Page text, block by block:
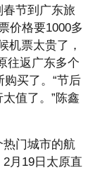
节到广东旅
价格要1000多
机票太贵了，
往返广东多个
买了。“节后
值了。”陈鑫
门城市的航
月19日太原直